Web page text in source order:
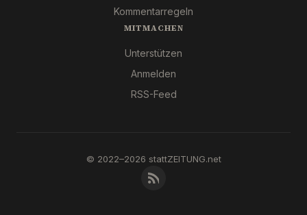
Kommentarregeln
MITMACHEN
Unterstützen
Anmelden
RSS-Feed
© 2022–2026 stattZEITUNG.net